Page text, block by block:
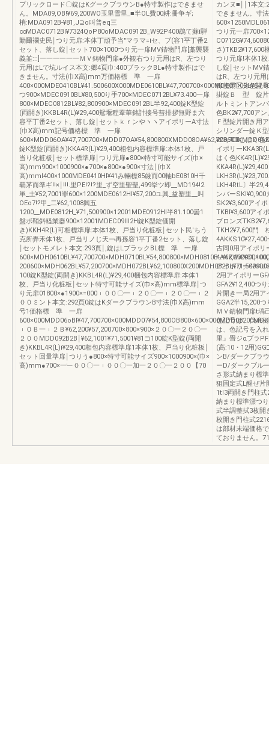
プリックロード〇錠はKグークブラウンB●特寸製作はできませ
ん。MDA09,OB!¥69,200WO玉里雪里_■半OL費00耕:冊争ギ;
梢:MDA0912B‐¥81,J⊇o叫普eq三
∞MDAC0712BI¥7324QoP80oMDAC0912B_W92P400鵡て蘇i騨
勤爾襴史民￨つり元扉:本体丁頑予当"マラマ=iセ、ブ(容1平丁番2
セット、落し錠￨セット700×1000つり元一扉MV錆物門扉[藁襲襲
義韮:::]一一一一一一ＭＶ鋳物門扉●外観右つり元用はR、左つり
元用はLで坑ルイス本文:郷4頁巾:400ブラックBL●特寸製作はで
きません。寸法(巾X高)mm万価格標 準 一扉
つ900×MDEC0910BL¥80,500り手700×MDEC0712BL¥73.400一扉
800×MDEC0812BL¥82,800900×MDEC0912BL半92,400錠K型錠
(両開き)KKBL4R(L)¥29,400鴛堰程葦華銘計接号彗排拶無野ま六
容平丁番2セット、落し錠￨セットｋｒンやヽヽアイポリーA寸法
(巾X高)mm記号価格標 準 一扉
錠K型錠(両開き)KKA4R(L)¥29,400相包内容標準扉:本体1枚、戸
当り化粧板￨セット標準扉￨つり元扉●800×特寸可能サイズ(巾×
高)mm900×1000900×●700×●800×●900×寸法￨(巾X
高)mml400×1000MDE0410HI¥41み輛標85厳而00軸bE0810H千
覇茅而準ギ!!×￨!!!.里PE!?!?里_ず空里聖聖,499挙ツ即__MD194!2
単_土¥52,7001罪600×1200MDE0612HI¥57,200ユ興_益塑里__叫
OEo7!?甲_二¥62,1008興五
1200__MDE0812H_¥71,500900×12001MDE0912Hl半81.100曇1
盤ボ鞘斜軽業器900×12001MDEC09Ⅲ2H錠K型錠価開
き)KKH4R(L)可相標準扉:本体1枚、戸当り化粧板￨セット民'ちう
克所弄禾体1枚、戸当リノじ天￢再孫容1平丁番2セット、落し錠
￨セットモメレト本文:293頁￨,錠はLブラックBL標 準 一扉
100錠K型錠(両開き)KKBL4R(L)¥29,400梱包内容標準扉:本体1
枚、戸当り化粧板￨セット特寸可能サイズ(巾×高)mm標準扉￨つ
り元扉01800×●1900×=000︲００〇一︲２０〇一︲２０〇一︲２
００ミント本文:292頁0錠はKダークブラウンB寸法(巾X高)mm
号1価格標 準 一扉
︲ＯＢ一︲２Ｂ¥62,200¥57,200700×800×900×２０〇一２０〇一
２００MDD092B2B￨¥62,1001¥71,5001¥81コ100錠K型錠(両開
き)KKBL4R(L)i¥29,400相包内容標準扉1本体1枚、戸当り化粧板￨
セット回量準扉￨つりう●800×特寸可能サイズ900×1000900×(巾×
高)mm●700×一﹂００〇一︲００〇一加一２０〇一２００【70
カンヌ■￨￨1本文
できません。寸
つり元一扉
さ)TKB2¥17,600
つり元扉!本体1
し錠￨セットMV
はR、左つり元
称使用区分色記
掛錠Ｂ 型 錠片
ルトミントアン
色BK2¥7,700ア
Ｆ型錠片開き用
シリンダー錠Ｋ
¥23,700こはく色
イポリー
はく色
LKH4RtL〕半
ンバーSKl¥0,900
SK2¥3,600アイ
TKBI¥3,600アイ
ブロンズ
TKH2¥7,600門
古同0用アイポリ
アイボリー
2用アイポリー
GFA2¥12,400つ
片開き一局2用ア
GGA2半15,200
ＭＶ錆物門扉t塙
色記号は、代表
は、色記号を入
里』畳ジαブラ
(高:10・12用
ンB/ダークブラ
ーD/ダークブル
さ形式納まり標
狙固定式L醒ぜ片
1t!3両開き門柱
納まり標準漂つ
式半調整拭3枚開
枚開き門柱式
は部材末端価格
ておりません。71